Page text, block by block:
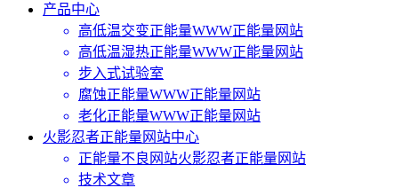
产品中心
高低温交变正能量WWW正能量网站
高低温湿热正能量WWW正能量网站
步入式试验室
腐蚀正能量WWW正能量网站
老化正能量WWW正能量网站
火影忍者正能量网站中心
正能量不良网站火影忍者正能量网站
技术文章